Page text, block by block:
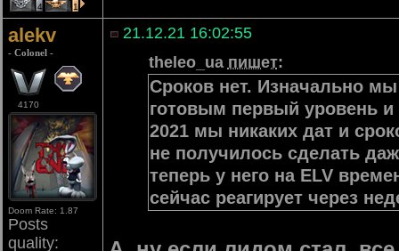
4 1
alekv
- Colonel -
4170
Doom Rate: 1.87
Posts
quality:
21.12.21 16:02:55
theleo_ua пишет:
Сроков нет. Изначально
готовым первый уровень и
2021 мы никаких дат и
не получилось сделать
теперь у него на ELV
сейчас реагирует через